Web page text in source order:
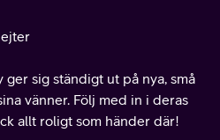
sig ständigt ut på nya, små
vänner. Följ med in i deras
allt roligt som händer där!